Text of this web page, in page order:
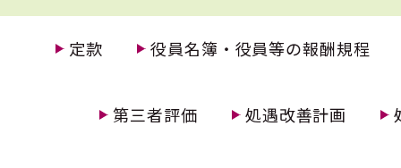
定款 役員名簿・役員等の報酬規程
第三者評価 処遇改善計画